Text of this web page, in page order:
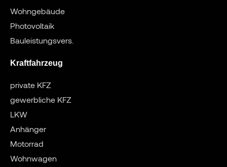
Wohngebäude
Photovoltaik
Bauleistungsvers.
Kraftfahrzeug
private KFZ
gewerbliche KFZ
LKW
Anhänger
Motorrad
Wohnwagen